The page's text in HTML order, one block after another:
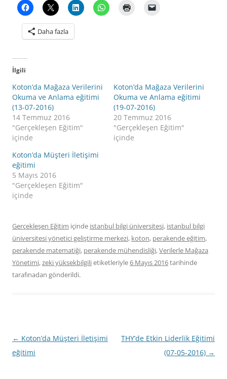
Daha fazla
İlgili
Koton’da Mağaza Verilerini
Okuma ve Anlama eğitimi
(13-07-2016)
14 Temmuz 2016
"Gerçekleşen Eğitim"
içinde
Koton’da Mağaza Verilerini
Okuma ve Anlama eğitimi
(19-07-2016)
20 Temmuz 2016
"Gerçekleşen Eğitim"
içinde
Koton’da Müşteri İletişimi
eğitimi
5 Mayıs 2016
"Gerçekleşen Eğitim"
içinde
Gerçekleşen Eğitim içinde istanbul bilgi üniversitesi, istanbul bilgi
üniversitesi yönetici geliştirme merkezi, koton, perakende eğitim,
perakende matematiği, perakende mühendisliği,Verilerle Mağaza
Yönetimi,zeki yüksekbilgilietiketleriyle6 Mayıs 2016tarihinde
tarafınadan gönderildi.
Yazı
dolaşımı
← Koton’da Müşteri İletişimi
eğitimi
THY’de Etkin Liderlik Eğitimi
(07-05-2016) →